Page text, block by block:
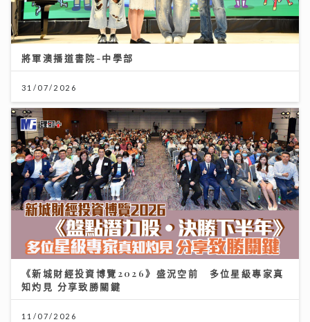
將軍澳播道書院-中學部
31/07/2026
《新城財經投資博覽2026》盛況空前 多位星級專家真
知灼見 分享致勝關鍵
11/07/2026